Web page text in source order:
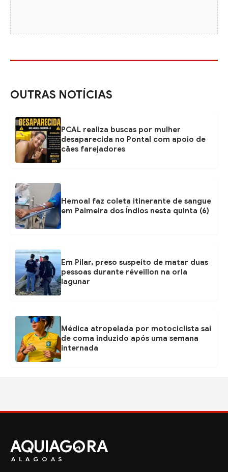
OUTRAS NOTÍCIAS
PCAL realiza buscas por mulher
desaparecida no Pontal com apoio de
cães farejadores
Hemoal faz coleta itinerante de sangue
em Palmeira dos Índios nesta quinta (6)
Em Pilar, preso suspeito de matar duas
pessoas durante réveillon na orla
lagunar
Médica atropelada por motociclista sai
de coma induzido após uma semana
internada
AQUIAG RA
ALAGOAS